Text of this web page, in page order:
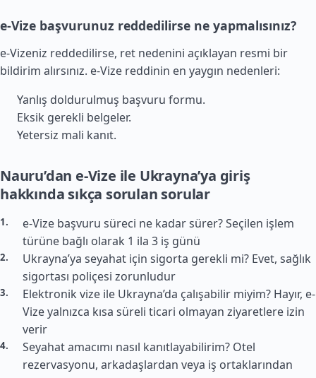
e-Vize başvurunuz reddedilirse ne yapmalısınız?
e-Vizeniz reddedilirse, ret nedenini açıklayan resmi bir
bildirim alırsınız. e-Vize reddinin en yaygın nedenleri:
Yanlış doldurulmuş başvuru formu.
Eksik gerekli belgeler.
Yetersiz mali kanıt.
Nauru’dan e-Vize ile Ukrayna’ya giriş
hakkında sıkça sorulan sorular
e-Vize başvuru süreci ne kadar sürer? Seçilen işlem
türüne bağlı olarak 1 ila 3 iş günü
Ukrayna’ya seyahat için sigorta gerekli mi? Evet, sağlık
sigortası poliçesi zorunludur
Elektronik vize ile Ukrayna’da çalışabilir miyim? Hayır, e-
Vize yalnızca kısa süreli ticari olmayan ziyaretlere izin
verir
Seyahat amacımı nasıl kanıtlayabilirim? Otel
rezervasyonu, arkadaşlardan veya iş ortaklarından